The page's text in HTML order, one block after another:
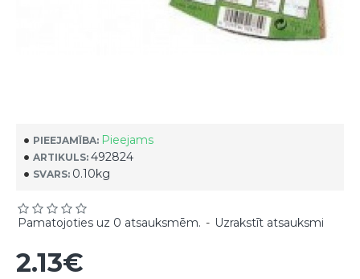
PIEEJAMĪBA: Pieejams
ARTIKULS: 492824
SVARS: 0.10kg
Pamatojoties uz 0 atsauksmēm. - Uzrakstīt atsauksmi
2.13€